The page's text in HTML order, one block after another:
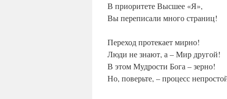
В приоритете Высшее «Я»,
Вы переписали много страниц!
Переход протекает мирно!
Люди не знают, а – Мир другой!
В этом Мудрости Бога – зерно!
Но, поверьте, – процесс